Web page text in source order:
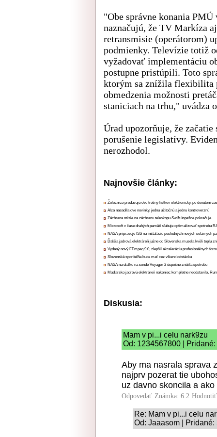
"Obe správne konania
naznačujú, že TV Markíza
retransmisie (operátorom)
podmienky. Televízie totiž
vyžadovať implementáciu
postupne pristúpili. Toto
ktorým sa znížila flexibilita
obmedzenia možnosti
staniciach na trhu," uvádza
Úrad upozorňuje, že začatie
porušenie legislatívy.
nerozhodol.
Najnovšie články:
Železnice predávajú dve tretiny lístkov elektronicky, po donútení
Alza nasadila dve novinky, jednu užitočnú a jednu kontroverznú
Záchrana misie na záchranu teleskopu Swift úspešne pokračuje
Microsoft v čase drahých pamätí sľubuje optimalizovať spotrebu
NASA pripravuje ISS na inštaláciu posledných nových solárnych
Ďalšia jadrová elektráreň južne od Slovenska musela kvôli teplu
Vydaný nový FFmpeg 9.0, zlepšil akceleráciu profesionálnych
Slovenská sporiteľňa bude mať cez víkend odstávku
NASA na diaľku na sonde Voyager 2 úspešne znížila spotrebu
Maďarsko jadrovú elektráreň nakoniec kompletne neodstavilo,
Diskusia:
Mam v pi...i celu nark9zu
Od: 1234567800 |
Aby ma nasrala sprava
najprv pozerat tie
uz davno skoncila a
Odpovedať Známka: 6.2
Re: Mam v pi...i celu
Od: Jaaasom | Pridané: